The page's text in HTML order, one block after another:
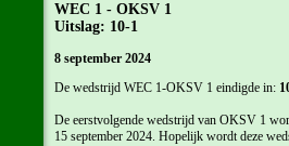
WEC 1 - OKSV 1
Uitslag: 10-1
8 september 2024
De wedstrijd WEC 1-OKSV 1 eindigde in:
De eerstvolgende wedstrijd van OKSV 1
15 september 2024. Hopelijk wordt deze